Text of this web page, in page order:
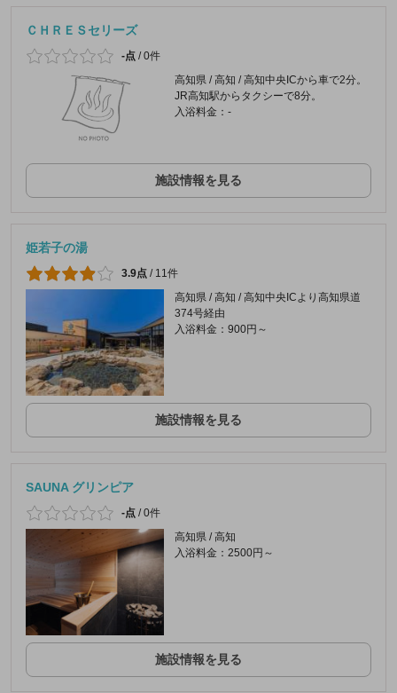
ＣＨＲＥＳセリーズ
-点 /0件
高知県 / 高知 / 高知中央ICから車で2分。
JR高知駅からタクシーで8分。
入浴料金：-
施設情報を見る
姫若子の湯
3.9点 / 11件
高知県 / 高知 / 高知中央ICより高知県道
374号経由
入浴料金：900円～
施設情報を見る
SAUNA グリンピア
-点 /0件
高知県 / 高知
入浴料金：2500円～
施設情報を見る